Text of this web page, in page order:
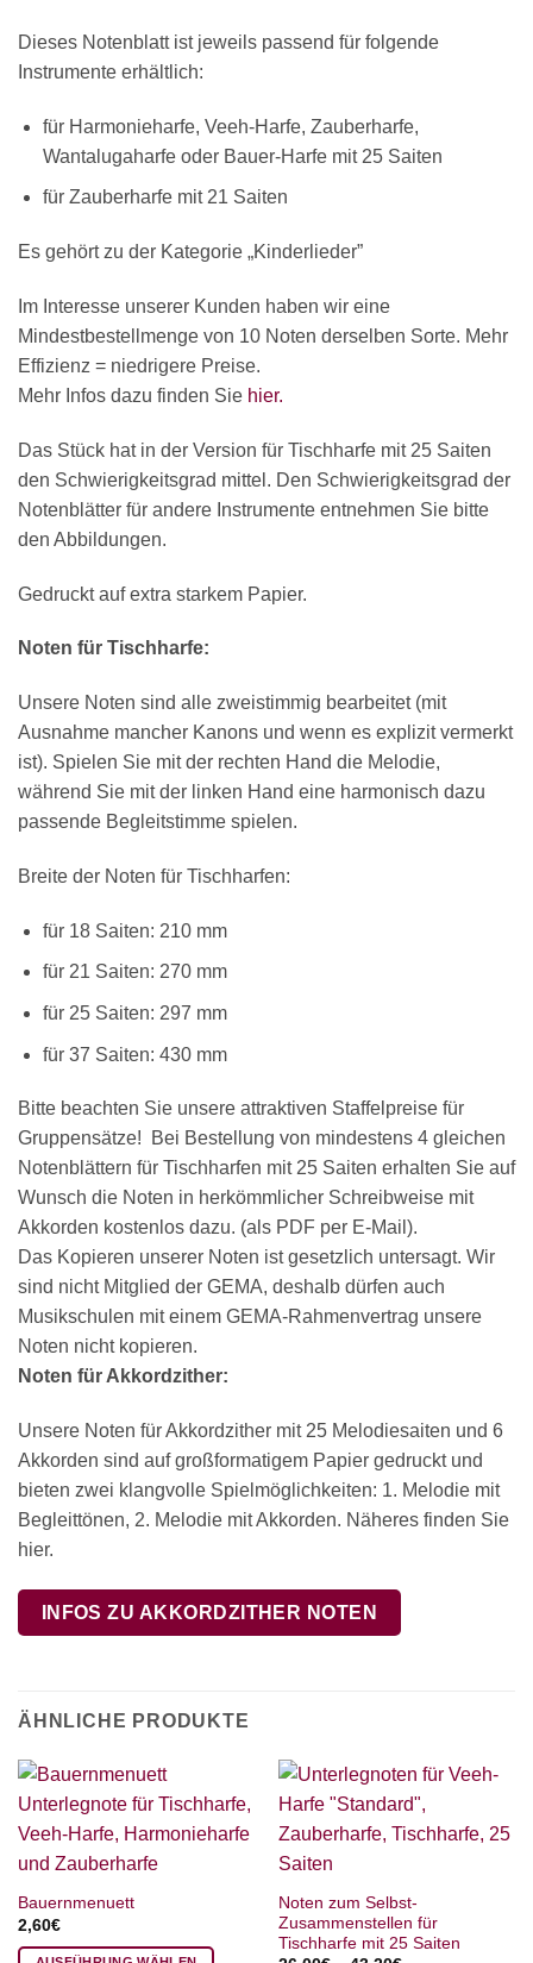
Dieses Notenblatt ist jeweils passend für folgende
Instrumente erhältlich:
für Harmonieharfe, Veeh-Harfe, Zauberharfe,
Wantalugaharfe oder Bauer-Harfe mit 25 Saiten
für Zauberharfe mit 21 Saiten
Es gehört zu der Kategorie „Kinderlieder”
Im Interesse unserer Kunden haben wir eine
Mindestbestellmenge von 10 Noten derselben Sorte. Mehr
Effizienz = niedrigere Preise.
Mehr Infos dazu finden Sie hier.
Das Stück hat in der Version für Tischharfe mit 25 Saiten
den Schwierigkeitsgrad mittel. Den Schwierigkeitsgrad der
Notenblätter für andere Instrumente entnehmen Sie bitte
den Abbildungen.
Gedruckt auf extra starkem Papier.
Noten für Tischharfe:
Unsere Noten sind alle zweistimmig bearbeitet (mit
Ausnahme mancher Kanons und wenn es explizit vermerkt
ist). Spielen Sie mit der rechten Hand die Melodie,
während Sie mit der linken Hand eine harmonisch dazu
passende Begleitstimme spielen.
Breite der Noten für Tischharfen:
für 18 Saiten: 210 mm
für 21 Saiten: 270 mm
für 25 Saiten: 297 mm
für 37 Saiten: 430 mm
Bitte beachten Sie unsere attraktiven Staffelpreise für
Gruppensätze! Bei Bestellung von mindestens 4 gleichen
Notenblättern für Tischharfen mit 25 Saiten erhalten Sie auf
Wunsch die Noten in herkömmlicher Schreibweise mit
Akkorden kostenlos dazu. (als PDF per E-Mail).
Das Kopieren unserer Noten ist gesetzlich untersagt. Wir
sind nicht Mitglied der GEMA, deshalb dürfen auch
Musikschulen mit einem GEMA-Rahmenvertrag unsere
Noten nicht kopieren.
Noten für Akkordzither:
Unsere Noten für Akkordzither mit 25 Melodiesaiten und 6
Akkorden sind auf großformatigem Papier gedruckt und
bieten zwei klangvolle Spielmöglichkeiten: 1. Melodie mit
Begleittönen, 2. Melodie mit Akkorden. Näheres finden Sie
hier.
INFOS ZU AKKORDZITHER NOTEN
ÄHNLICHE PRODUKTE
Bauernmenuett
2,60€
Noten zum Selbst-
Zusammenstellen für
Tischharfe mit 25 Saiten
Chat Support